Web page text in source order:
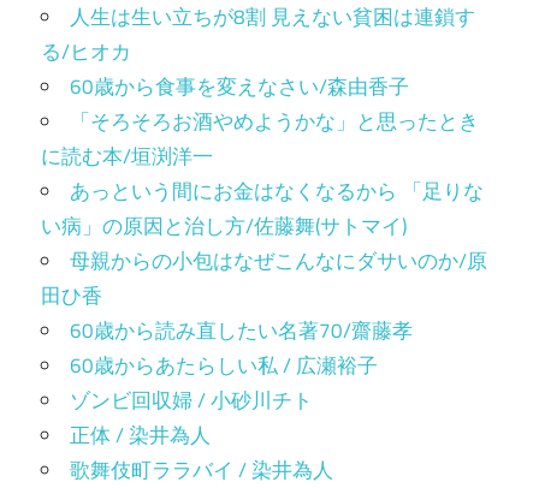
人生は生い立ちが8割 見えない貧困は連鎖す
る/ヒオカ
60歳から食事を変えなさい/森由香子
「そろそろお酒やめようかな」と思ったとき
に読む本/垣渕洋一
あっという間にお金はなくなるから 「足りな
い病」の原因と治し方/佐藤舞(サトマイ)
母親からの小包はなぜこんなにダサいのか/原
田ひ香
60歳から読み直したい名著70/齋藤孝
60歳からあたらしい私 / 広瀬裕子
ゾンビ回収婦 / 小砂川チト
正体 / 染井為人
歌舞伎町ララバイ / 染井為人